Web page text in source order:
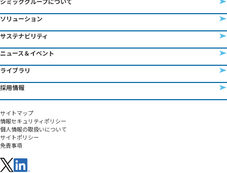
ソリューション
サステナビリティ
ニュース＆イベント
ライブラリ
採用情報
サイトマップ
情報セキュリティポリシー
個人情報の取扱いについて
サイトポリシー
免責事項